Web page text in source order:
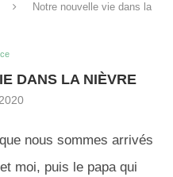
Notre nouvelle vie dans la
DANS LA NIÈVRE
nous sommes arrivés
moi, puis le papa qui